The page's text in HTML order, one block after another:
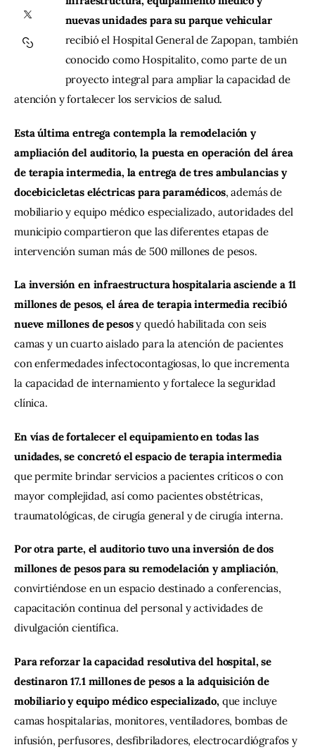
Contacto
nuevas unidades para su parque vehicular
recibió el Hospital General de Zapopan, también
conocido como Hospitalito, como parte de un
proyecto integral para ampliar la capacidad de
atención y fortalecer los servicios de salud.
Esta última entrega contempla la remodelación y
ampliación del auditorio, la puesta en operación del área
de terapia intermedia, la entrega de tres ambulancias y
docebicicletas eléctricas para paramédicos, además de
mobiliario y equipo médico especializado, autoridades del
municipio compartieron que las diferentes etapas de
intervención suman más de 500 millones de pesos.
La inversión en infraestructura hospitalaria asciende a 11
millones de pesos, el área de terapia intermedia recibió
nueve millones de pesos y quedó habilitada con seis
camas y un cuarto aislado para la atención de pacientes
con enfermedades infectocontagiosas, lo que incrementa
la capacidad de internamiento y fortalece la seguridad
clínica.
En vías de fortalecer el equipamiento en todas las
unidades, se concretó el espacio de terapia intermedia
que permite brindar servicios a pacientes críticos o con
mayor complejidad, así como pacientes obstétricas,
traumatológicas, de cirugía general y de cirugía interna.
Por otra parte, el auditorio tuvo una inversión de dos
millones de pesos para su remodelación y ampliación,
convirtiéndose en un espacio destinado a conferencias,
capacitación continua del personal y actividades de
divulgación científica.
Para reforzar la capacidad resolutiva del hospital, se
destinaron 17.1 millones de pesos a la adquisición de
mobiliario y equipo médico especializado, que incluye
camas hospitalarias, monitores, ventiladores, bombas de
infusión, perfusores, desfibriladores, electrocardiógrafos y